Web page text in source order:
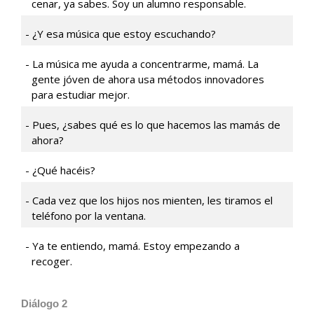
cenar, ya sabes. Soy un alumno responsable.
¿Y esa música que estoy escuchando?
La música me ayuda a concentrarme, mamá. La
gente jóven de ahora usa métodos innovadores
para estudiar mejor.
Pues, ¿sabes qué es lo que hacemos las mamás de
ahora?
¿Qué hacéis?
Cada vez que los hijos nos mienten, les tiramos el
teléfono por la ventana.
Ya te entiendo, mamá. Estoy empezando a
recoger.
Diálogo 2